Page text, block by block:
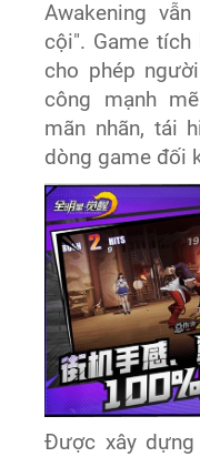
Awakening
cội". Game tích
cho phép
công mạnh
mãn nhãn, tái
dòng game đối
Được xây dựng